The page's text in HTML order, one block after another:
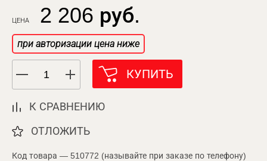
ЦЕНА 2 206 руб.
при авторизации цена ниже
КУПИТЬ
К СРАВНЕНИЮ
ОТЛОЖИТЬ
Код товара — 510772 (называйте при заказе по телефону)